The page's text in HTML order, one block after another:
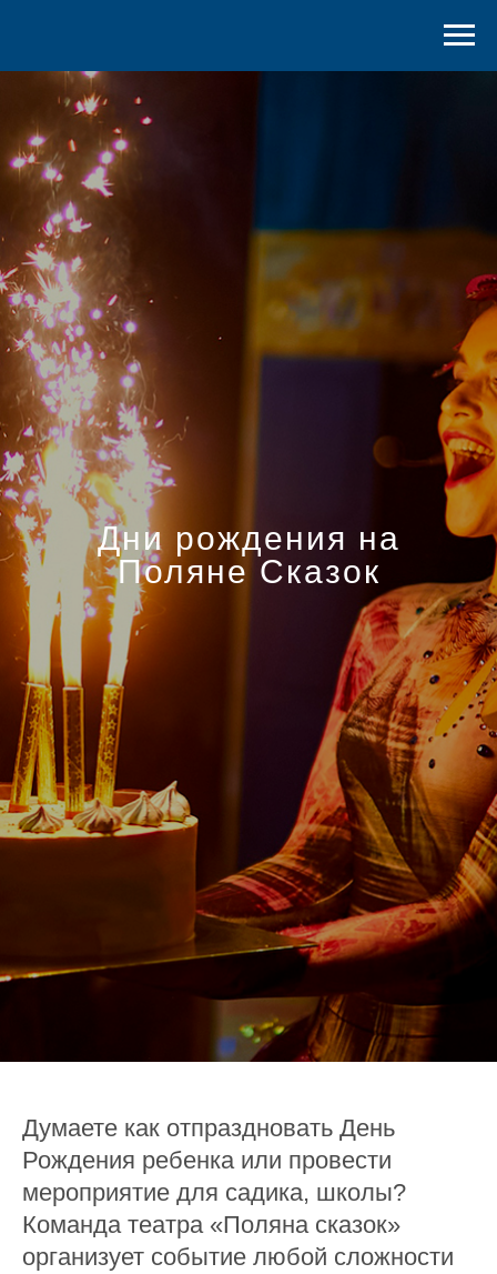
Дни рождения на
Поляне Сказок
Думаете как отпраздновать День
Рождения ребенка или провести
мероприятие для садика, школы?
Команда театра «Поляна сказок»
организует событие любой сложности